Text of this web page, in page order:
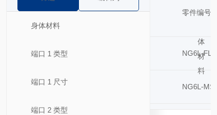
身体材料
端口 1 类型
端口 1 尺寸
端口 2 类型
体
材
料
零件编号
NG6L-
NG6L-